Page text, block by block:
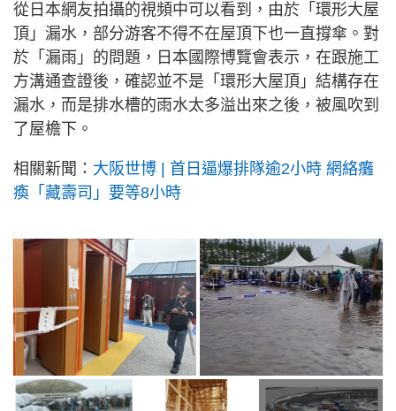
從日本網友拍攝的視頻中可以看到，由於「環形大屋
頂」漏水，部分游客不得不在屋頂下也一直撐傘。對
於「漏雨」的問題，日本國際博覽會表示，在跟施工
方溝通查證後，確認並不是「環形大屋頂」結構存在
漏水，而是排水槽的雨水太多溢出來之後，被風吹到
了屋檐下。
相關新聞： 大阪世博 | 首日逼爆排隊逾2小時 網絡癱
瘓「藏壽司」要等8小時